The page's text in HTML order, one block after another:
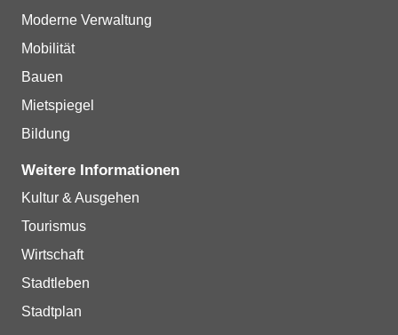
Moderne Verwaltung
Mobilität
Bauen
Mietspiegel
Bildung
Weitere Informationen
Kultur & Ausgehen
Tourismus
Wirtschaft
Stadtleben
Stadtplan